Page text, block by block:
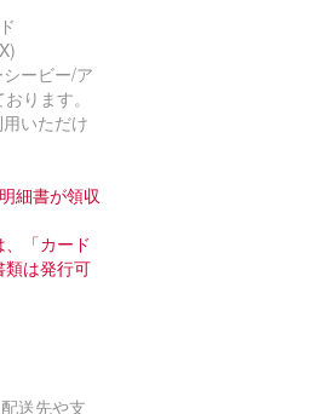
ービー/ア
ります。
いただけ
細書が領収
「カード
類は発行可
送先や支